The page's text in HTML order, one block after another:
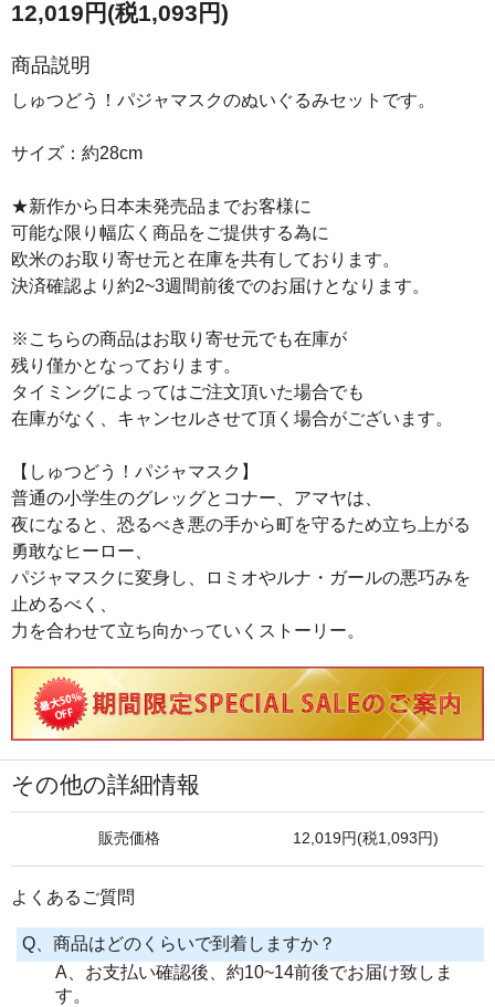
12,019円(税1,093円)
商品説明
しゅつどう！パジャマスクのぬいぐるみセットです。
サイズ：約28cm
★新作から日本未発売品までお客様に
可能な限り幅広く商品をご提供する為に
欧米のお取り寄せ元と在庫を共有しております。
決済確認より約2~3週間前後でのお届けとなります。
※こちらの商品はお取り寄せ元でも在庫が
残り僅かとなっております。
タイミングによってはご注文頂いた場合でも
在庫がなく、キャンセルさせて頂く場合がございます。
【しゅつどう！パジャマスク】
普通の小学生のグレッグとコナー、アマヤは、
夜になると、恐るべき悪の手から町を守るため立ち上がる
勇敢なヒーロー、
パジャマスクに変身し、ロミオやルナ・ガールの悪巧みを
止めるべく、
力を合わせて立ち向かっていくストーリー。
その他の詳細情報
販売価格 12,019円(税1,093円)
よくあるご質問
Q、商品はどのくらいで到着しますか？
A、お支払い確認後、約10~14前後でお届け致しま
す。